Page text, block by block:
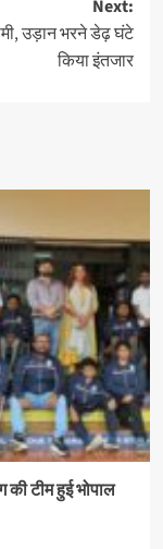
Next:
उड़ान भरने डेढ़ घंटे
किया इंतजार
की टीम हुई भोपाल